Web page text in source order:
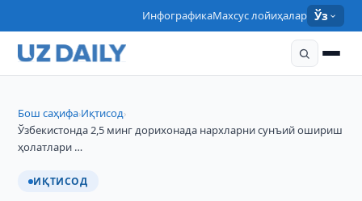
ИнфографикаМахсус лойиҳалар Ўз
Бош саҳифа›Иқтисод›
Ўзбекистонда 2,5 минг дорихонада нархларни сунъий ошириш
ҳолатлари …
ИҚТИСОД